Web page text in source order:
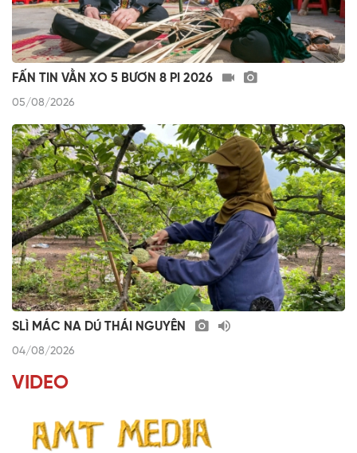
FẤN TIN VẰN XO 5 BƯƠN 8 PI 2026
05/08/2026
SLÌ MÁC NA DÚ THÁI NGUYÊN
04/08/2026
VIDEO